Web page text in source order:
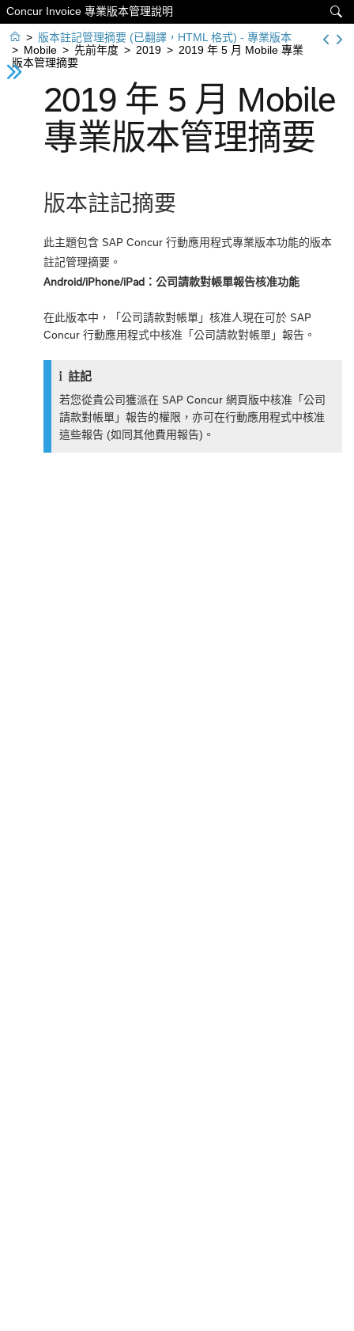

Concur Invoice 專業版本管理說明
 > 版本註記管理摘要 (已翻譯，HTML 格式) - 專業版本
> Mobile > 先前年度 > 2019 > 2019 年 5 月 Mobile 專業
版本管理摘要
2019 年 5 月 Mobile
專業版本管理摘要
版本註記摘要
此主題包含 SAP Concur 行動應用程式專業版本功能的版本
註記管理摘要。
Android/iPhone/iPad：公司請款對帳單報告核准功能
在此版本中，「公司請款對帳單」核准人現在可於 SAP
Concur 行動應用程式中核准「公司請款對帳單」報告。
註記
若您從貴公司獲派在 SAP Concur 網頁版中核准「公司
請款對帳單」報告的權限，亦可在行動應用程式中核准
這些報告 (如同其他費用報告)。